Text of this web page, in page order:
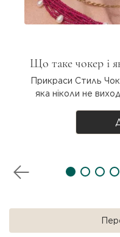
Що таке чокер і
Прикраси Стиль Чокер — це одна з тих прикрас,
яка ніколи не
таке чокер
носити? Розбираємося